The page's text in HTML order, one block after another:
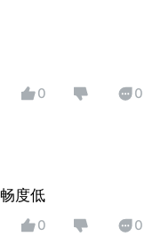
0 0
度低
0 0